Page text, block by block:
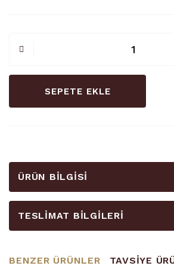
SEPETE EKLE
ÜRÜN BILGISI
TESLIMAT BILGILERI
BENZER ÜRÜNLER TAVSİYE